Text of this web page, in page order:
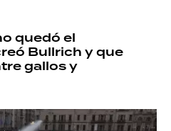
quedó el
Bullrich y que
gallos y